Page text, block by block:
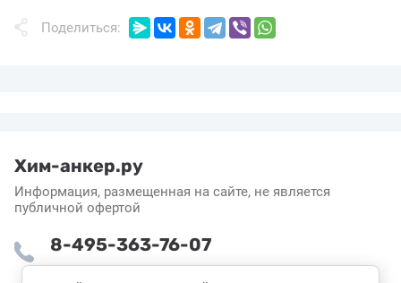
Поделиться:
Хим-анкер.ру
Информация, размещенная на сайте, не является
публичной офертой
8-495-363-76-07
Пн-Пт: 8:30 - 16:55